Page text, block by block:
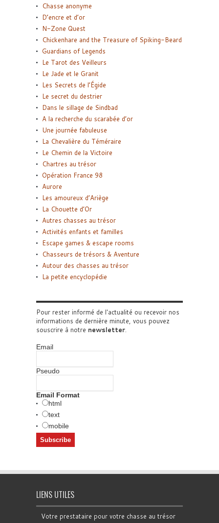
Chasse anonyme
D’encre et d’or
N-Zone Quest
Chickenhare and the Treasure of Spiking-Beard
Guardians of Legends
Le Tarot des Veilleurs
Le Jade et le Granit
Les Secrets de l’Égide
Le secret du destrier
Dans le sillage de Sindbad
A la recherche du scarabée d’or
Une journée fabuleuse
La Chevalière du Téméraire
Le Chemin de la Victoire
Chartres au trésor
Opération France 98
Aurore
Les amoureux d’Ariège
La Chouette d’Or
Autres chasses au trésor
Activités enfants et familles
Escape games & escape rooms
Chasseurs de trésors & Aventure
Autour des chasses au trésor
La petite encyclopédie
Pour rester informé de l'actualité ou recevoir nos
informations de dernière minute, vous pouvez
souscrire à notre newsletter.
Email
Pseudo
Email Format
html
text
mobile
LIENS UTILES
Votre prestataire pour votre chasse au trésor